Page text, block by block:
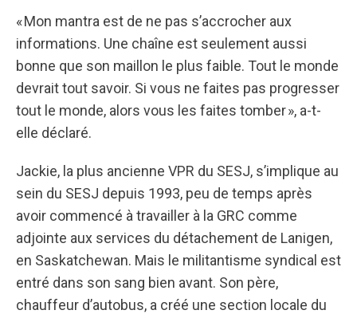
« Mon mantra est de ne pas s’accrocher aux
informations. Une chaîne est seulement aussi
bonne que son maillon le plus faible. Tout le monde
devrait tout savoir. Si vous ne faites pas progresser
tout le monde, alors vous les faites tomber », a-t-
elle déclaré.
Jackie, la plus ancienne VPR du SESJ, s’implique au
sein du SESJ depuis 1993, peu de temps après
avoir commencé à travailler à la GRC comme
adjointe aux services du détachement de Lanigen,
en Saskatchewan. Mais le militantisme syndical est
entré dans son sang bien avant. Son père,
chauffeur d’autobus, a créé une section locale du